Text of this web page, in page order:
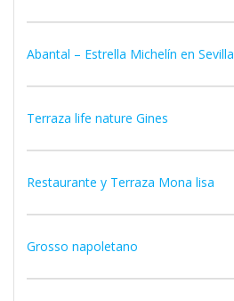
Abantal – Estrella Michelín en Sevilla
Terraza life nature Gines
Restaurante y Terraza Mona lisa
Grosso napoletano